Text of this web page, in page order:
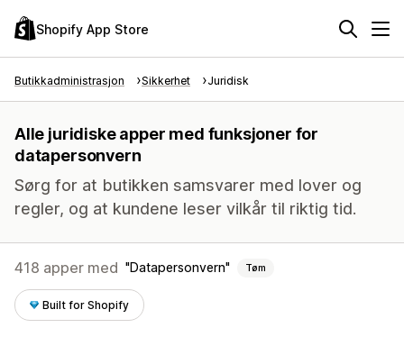
Shopify App Store
Butikkadministrasjon Sikkerhet Juridisk
Alle juridiske apper med funksjoner for
datapersonvern
Sørg for at butikken samsvarer med lover og
regler, og at kundene leser vilkår til riktig tid.
418 apper med Datapersonvern Tøm
Built for Shopify